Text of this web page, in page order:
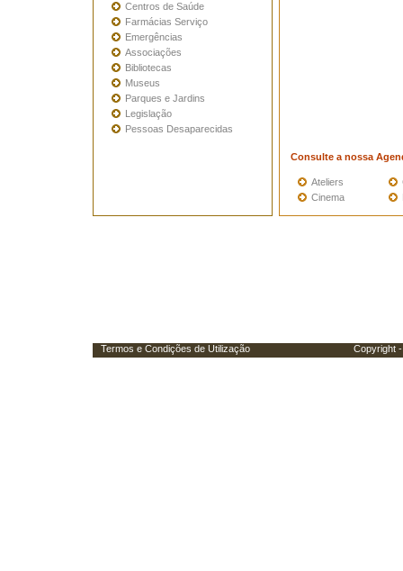
Centros de Saúde
Farmácias Serviço
Emergências
Associações
Bibliotecas
Museus
Parques e Jardins
Legislação
Pessoas Desaparecidas
Consulte a nossa
Ateliers
Cinema
Termos e Condições de Utilização Copyright -